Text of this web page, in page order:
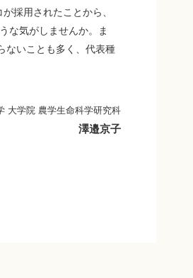
採用されたことから、
な気がしませんか。ま
ないことも多く、代表種
大学院 農学生命科学研究科
澤邉京子